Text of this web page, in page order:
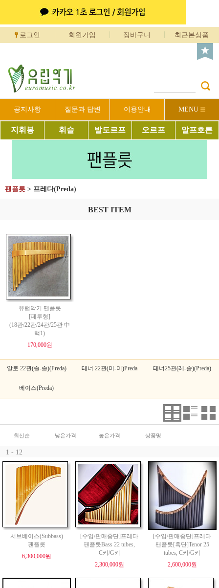
로그인 회원가입 장바구니 최근본상품
공지사항 질문과 답변 이용안내 MENU
지휘봉 휘슬 발도르프 오르프 알프호른
팬플릇 > 프레다(Preda)
BEST ITEM
유럽악기 팬플룻
[페루형]
(18관/22관/24관/25관 中
택1)
170,000원
알토 22관(솔-솔)(Preda) 테너 22관(미-미)Preda 테너25관(레-솔)(Preda)
베이스(Preda)
최신순 낮은가격 높은가격 상품명
1 - 12
서브베이스(Subbass)
팬플릇
6,300,000원
[수입/판매중단]프레다
팬플룻Bass 22 tubes,
C키/G키
2,300,000원
[수입/판매중단]프레다
팬플룻[흑단]Tenor 25
tubes, C키/G키
2,600,000원